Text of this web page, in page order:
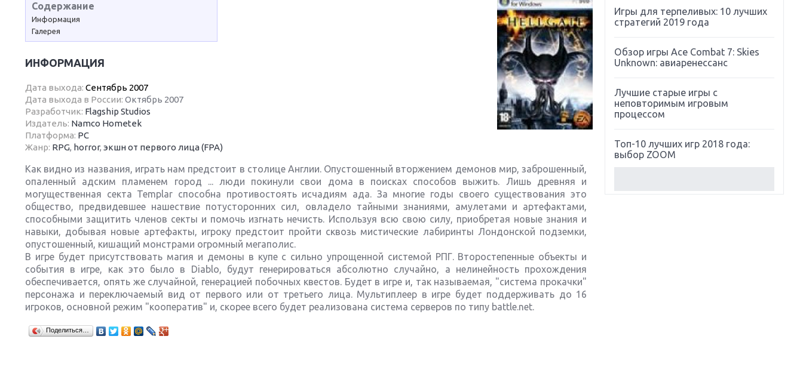
Содержание
Информация
Галерея
ИНФОРМАЦИЯ
Дата выхода: Сентябрь 2007
Дата выхода в России: Октябрь 2007
Разработчик: Flagship Studios
Издатель: Namco Hometek
Платформа: PC
Жанр: RPG, horror, экшн от первого лица (FPA)
Как видно из названия, играть нам предстоит в столице Англии. Опустошенный вторжением демонов мир, заброшенный,
опаленный адским пламенем город ... люди покинули свои дома в поисках способов выжить. Лишь древняя и
могущественная секта Templar способна противостоять исчадиям ада. За многие годы своего существования это
общество, предвидевшее нашествие потусторонних сил, овладело тайными знаниями, амулетами и артефактами,
способными защитить членов секты и помочь изгнать нечисть. Используя всю свою силу, приобретая новые знания и
навыки, добывая новые артефакты, игроку предстоит пройти сквозь мистические лабиринты Лондонской подземки,
опустошенный, кишащий монстрами огромный мегаполис.
В игре будет присутствовать магия и демоны в купе с сильно упрощенной системой РПГ. Второстепенные объекты и
события в игре, как это было в Diablo, будут генерироваться абсолютно случайно, а нелинейность прохождения
обеспечивается, опять же случайной, генерацией побочных квестов. Будет в игре и, так называемая, "система прокачки"
персонажа и переключаемый вид от первого или от третьего лица. Мультиплеер в игре будет поддерживать до 16
игроков, основной режим "кооператив" и, скорее всего будет реализована система серверов по типу battle.net.
Поделиться…
Игры для терпеливых: 10 лучших
стратегий 2019 года
Обзор игры Ace Combat 7: Skies
Unknown: авиаренессанс
Лучшие старые игры с
неповторимым игровым
процессом
Топ-10 лучших игр 2018 года:
выбор ZOOM
Next